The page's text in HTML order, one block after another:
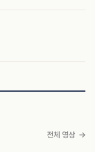
전체 영상